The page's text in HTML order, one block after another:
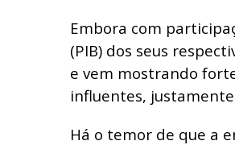
Embora com
(PIB) dos seus
e vem mostrando
influentes,
Há o temor de que a